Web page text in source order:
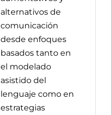
alternativos de
comunicación
desde enfoques
basados tanto en
el modelado
asistido del
lenguaje como en
estrategias